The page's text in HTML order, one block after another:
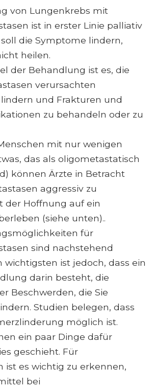
von Lungenkrebs mit
ist in erster Linie palliativ
die Symptome lindern,
heilen.
der Behandlung ist es, die
verursachten
und Frakturen und
zu behandeln oder zu
mit nur wenigen
das als oligometastatisch
können Ärzte in Betracht
aggressiv zu
der Hoffnung auf ein
(siehe unten)..
für
sind nachstehend
wichtigsten ist jedoch, dass ein
darin besteht, die
Beschwerden, die Sie
Studien belegen, dass
möglich ist.
ein paar Dinge dafür
geschieht. Für
ist es wichtig zu erkennen,
bei